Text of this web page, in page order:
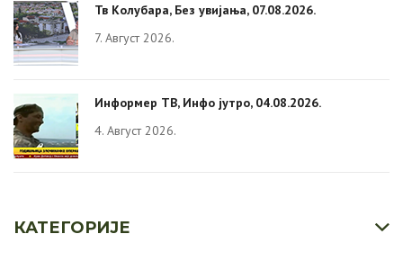
Тв Колубара, Без увијања, 07.08.2026.
7. Август 2026.
Информер ТВ, Инфо јутро, 04.08.2026.
4. Август 2026.
КАТЕГОРИЈЕ